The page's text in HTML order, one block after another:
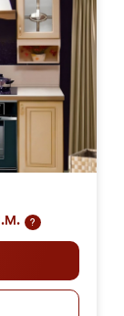
?